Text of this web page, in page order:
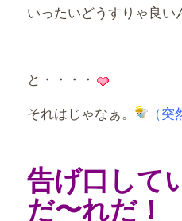
いったいどうすりゃ良い
と・・・・
それはじゃなぁ。
（突
告げ口して
だ〜れだ！